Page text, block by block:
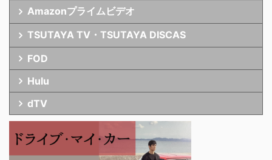
Amazonプライムビデオ
TSUTAYA TV・TSUTAYA DISCAS
FOD
Hulu
dTV